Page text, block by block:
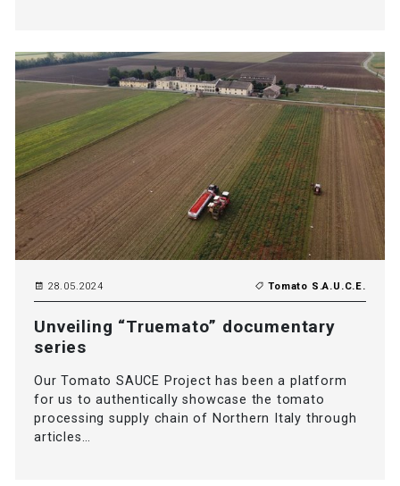
28.05.2024 Tomato S.A.U.C.E.
Unveiling “Truemato” documentary
series
Our Tomato SAUCE Project has been a platform
for us to authentically showcase the tomato
processing supply chain of Northern Italy through
articles…